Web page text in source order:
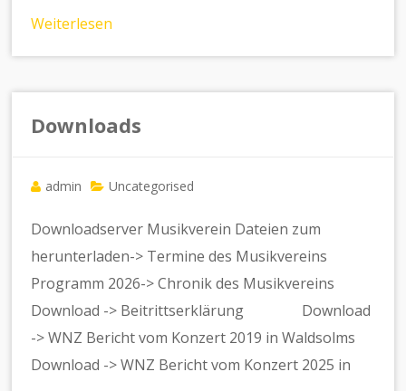
Weiterlesen
Downloads
admin Uncategorised
Downloadserver Musikverein Dateien zum
herunterladen-> Termine des Musikvereins
Programm 2026-> Chronik des Musikvereins
Download -> Beitrittserklärung Download
-> WNZ Bericht vom Konzert 2019 in Waldsolms
Download -> WNZ Bericht vom Konzert 2025 in